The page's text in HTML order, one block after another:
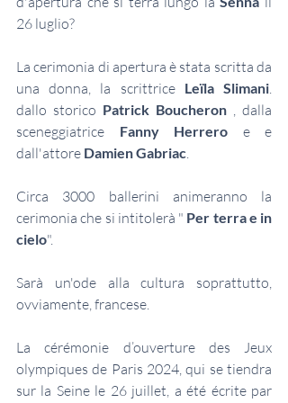
26 luglio?
La cerimonia di apertura è stata scritta da
una donna, la scrittrice Leïla Slimani.
dallo storico Patrick Boucheron , dalla
sceneggiatrice
Fanny Herrero e e
dall'attore Damien Gabriac.
Circa 3000 ballerini animeranno la
cerimonia che si intitolerà " Per terra e in
cielo".
Sarà un'ode alla cultura soprattutto,
ovviamente, francese.
La cérémonie d’ouverture des Jeux
olympiques de Paris 2024, qui se tiendra
sur la Seine le 26 juillet, a été écrite par